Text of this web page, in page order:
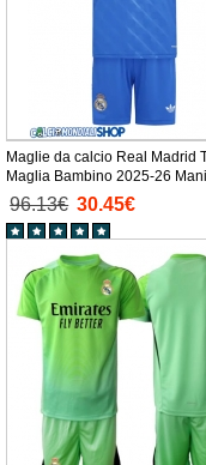
Maglie da calcio Real Madrid
Maglia Bambino 2025-26
+ Pantaloni corti)
96.13€ 30.45€